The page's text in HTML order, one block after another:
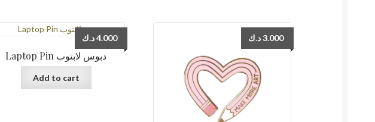
Laptop Pin دبوس لابتوب
4.000 د.ك
Add to cart
3.000د.ك